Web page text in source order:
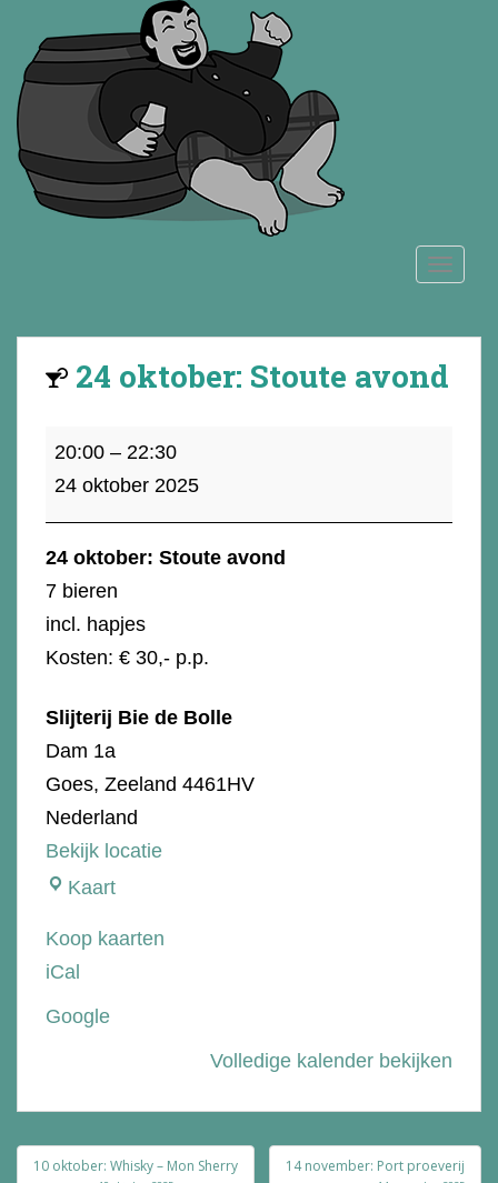
24 oktober: Stoute avond
24
oktober:
20:00 – 22:30
24 oktober 2025
24 oktober: Stoute avond
7 bieren
incl. hapjes
Kosten: € 30,- p.p.
Slijterij Bie de Bolle
Dam 1a
Goes, Zeeland 4461HV
Nederland
Bekijk locatie
KaartSlijterij
de
Koop kaarten
iCal
Google
Volledige kalender bekijken
Bericht
10 oktober: Whisky – Mon Sherry 14 november: Port proeverij